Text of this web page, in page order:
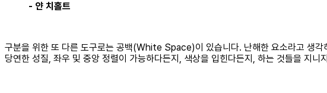
- 얀 치홀트
구분을 위한 또 다른 도구로는 공백(White Space)이 있습니다. 난해한 요소라고 생
당연한 성질, 좌우 및 중앙 정렬이 가능하다든지, 색상을 입힌다든지, 하는 것들을 지니